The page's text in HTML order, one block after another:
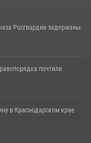
Росгвардии задержаны
почтили
в Краснодарском крае